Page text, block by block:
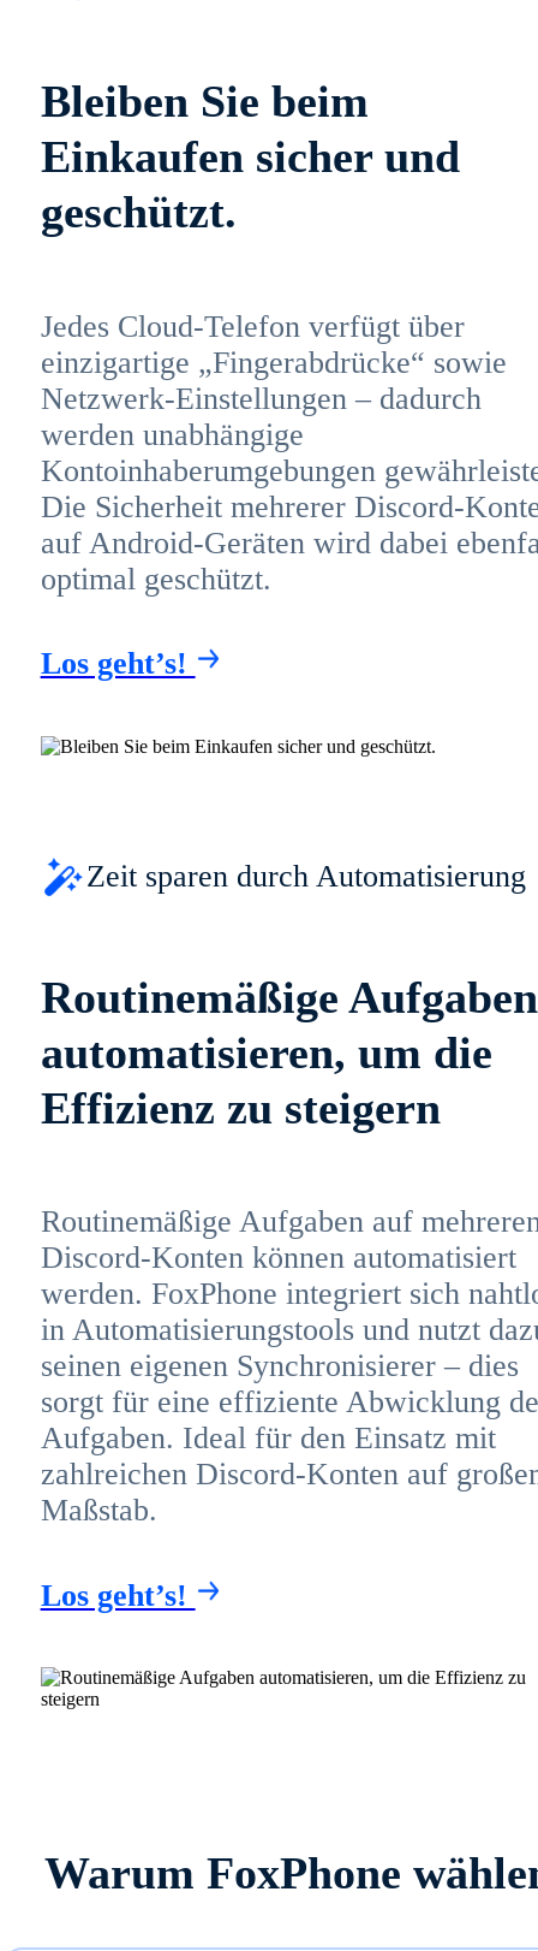
Bleiben Sie beim
Einkaufen sicher und
geschützt.
Jedes Cloud-Telefon verfügt über
einzigartige „Fingerabdrücke“ sowie
Netzwerk-Einstellungen – dadurch
werden unabhängige
Kontoinhaberumgebungen
Die Sicherheit mehrerer Discord-
auf Android-Geräten wird dabei
optimal geschützt.
Los geht’s!
Zeit sparen durch Automatisierung
Routinemäßige Aufgaben
automatisieren, um die
Effizienz zu steigern
Routinemäßige Aufgaben auf
Discord-Konten können automatisiert
werden. FoxPhone integriert sich
in Automatisierungstools und nutzt
seinen eigenen Synchronisierer – dies
sorgt für eine effiziente Abwicklung
Aufgaben. Ideal für den Einsatz mit
zahlreichen Discord-Konten auf
Maßstab.
Los geht’s!
Warum FoxPhone